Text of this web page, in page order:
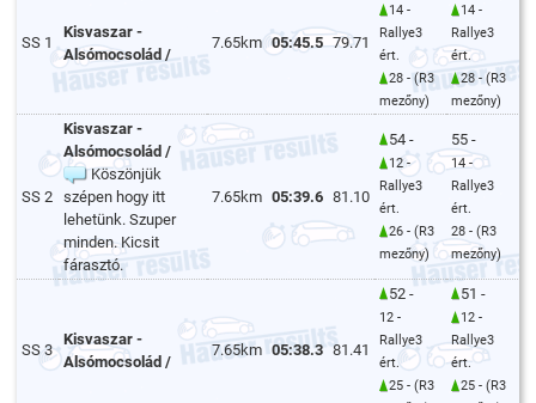
SS 1
Kisvaszar -
Alsómocsolád /
7.65km 05:45.5 79.71
14 -
Rallye3
ért.
28 - (R3
mezőny)
14 -
Rallye3
ért.
28 - (R3
mezőny)
SS 2
Kisvaszar -
Alsómocsolád /
Köszönjük
szépen hogy itt
lehetünk. Szuper
minden. Kicsit
fárasztó.
7.65km 05:39.6 81.10
54 -
12 -
Rallye3
ért.
26 - (R3
mezőny)
55 -
14 -
Rallye3
ért.
28 - (R3
mezőny)
SS 3
Kisvaszar -
Alsómocsolád /
7.65km 05:38.3 81.41
52 -
12 -
Rallye3
ért.
25 - (R3
51 -
12 -
Rallye3
ért.
25 - (R3